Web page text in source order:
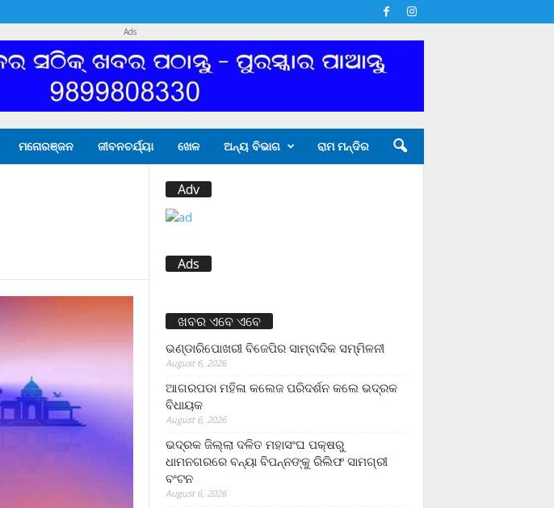
Ads
ମନୋରଞ୍ଜନ ଜୀବନଚର୍ଯ୍ୟା ଖେଳ ଅନ୍ୟ ବିଭାଗ ରାମ ମନ୍ଦିର
Adv
Ads
ଖବର ଏବେ ଏବେ
ଭଣ୍ଡାରିପୋଖରୀ ବିଜେପିର ସାମ୍ବାଦିକ ସମ୍ମିଳନୀ
August 6, 2026
ଆଗରପଡା ମହିଳା କଲେଜ ପରିଦର୍ଶନ କଲେ ଭଦ୍ରକ
ବିଧାୟକ
August 6, 2026
ଭଦ୍ରକ ଜିଲ୍ଲା ଦଳିତ ମହାସଂଘ ପକ୍ଷରୁ
ଧାମନଗରରେ ବନ୍ୟା ବିପନ୍ନଙ୍କୁ ରିଲିଫ ସାମଗ୍ରୀ
ବଂଟନ
August 6, 2026